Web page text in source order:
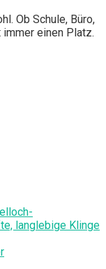
Ob Schule, Büro,
einen Platz.
langlebige Klinge